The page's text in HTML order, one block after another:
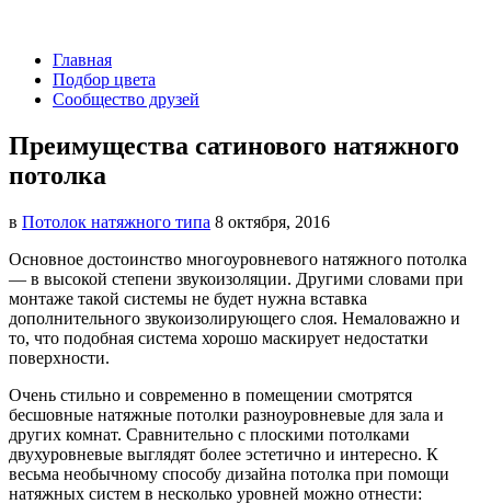
Главная
Подбор цвета
Сообщество друзей
Преимущества сатинового натяжного
потолка
в Потолок натяжного типа 8 октября, 2016
Основное достоинство многоуровневого натяжного потолка
— в высокой степени звукоизоляции. Другими словами при
монтаже такой системы не будет нужна вставка
дополнительного звукоизолирующего слоя. Немаловажно и
то, что подобная система хорошо маскирует недостатки
поверхности.
Очень стильно и современно в помещении смотрятся
бесшовные натяжные потолки разноуровневые для зала и
других комнат. Сравнительно с плоскими потолками
двухуровневые выглядят более эстетично и интересно. К
весьма необычному способу дизайна потолка при помощи
натяжных систем в несколько уровней можно отнести: